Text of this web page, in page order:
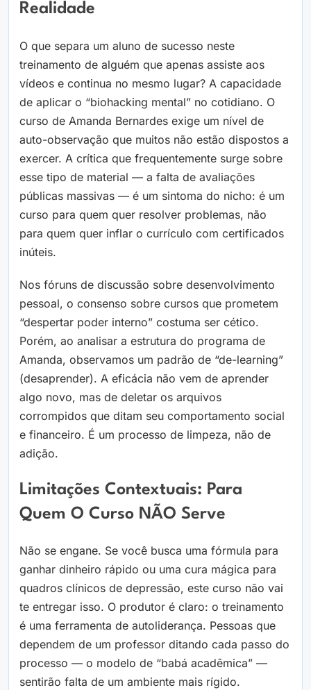
Realidade
O que separa um aluno de sucesso neste
treinamento de alguém que apenas assiste aos
vídeos e continua no mesmo lugar? A capacidade
de aplicar o “biohacking mental” no cotidiano. O
curso de Amanda Bernardes exige um nível de
auto-observação que muitos não estão dispostos a
exercer. A crítica que frequentemente surge sobre
esse tipo de material — a falta de avaliações
públicas massivas — é um sintoma do nicho: é um
curso para quem quer resolver problemas, não
para quem quer inflar o currículo com certificados
inúteis.
Nos fóruns de discussão sobre desenvolvimento
pessoal, o consenso sobre cursos que prometem
“despertar poder interno” costuma ser cético.
Porém, ao analisar a estrutura do programa de
Amanda, observamos um padrão de “de-learning”
(desaprender). A eficácia não vem de aprender
algo novo, mas de deletar os arquivos
corrompidos que ditam seu comportamento social
e financeiro. É um processo de limpeza, não de
adição.
Limitações Contextuais: Para
Quem O Curso NÃO Serve
Não se engane. Se você busca uma fórmula para
ganhar dinheiro rápido ou uma cura mágica para
quadros clínicos de depressão, este curso não vai
te entregar isso. O produtor é claro: o treinamento
é uma ferramenta de autoliderança. Pessoas que
dependem de um professor ditando cada passo do
processo — o modelo de “babá acadêmica” —
sentirão falta de um ambiente mais rígido.